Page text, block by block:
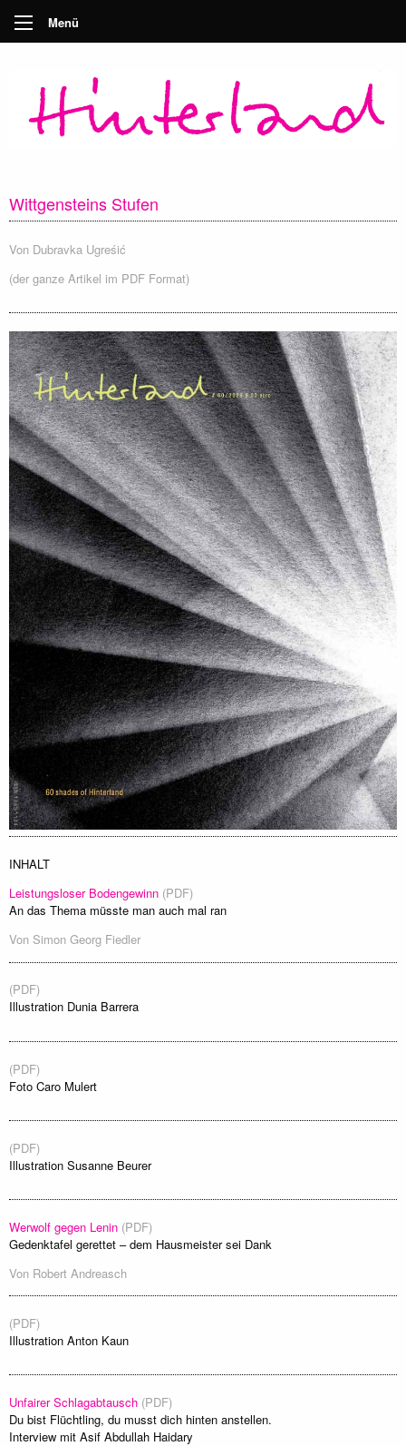
Menü
Wittgensteins Stufen
Von Dubravka Ugreśić
(der ganze Artikel im PDF Format)
INHALT
Leistungsloser Bodengewinn (PDF)
An das Thema müsste man auch mal ran
Von Simon Georg Fiedler
(PDF)
Illustration Dunia Barrera
(PDF)
Foto Caro Mulert
(PDF)
Illustration Susanne Beurer
Werwolf gegen Lenin (PDF)
Gedenktafel gerettet – dem Hausmeister sei Dank
Von Robert Andreasch
(PDF)
Illustration Anton Kaun
Unfairer Schlagabtausch (PDF)
Du bist Flüchtling, du musst dich hinten anstellen.
Interview mit Asif Abdullah Haidary